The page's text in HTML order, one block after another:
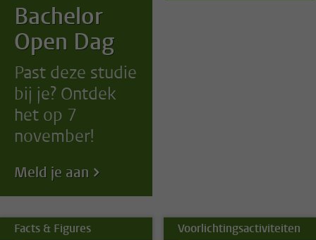
Bachelor
Open Dag
Past deze studie
bij je? Ontdek
het op 7
november!
Meld je aan
Facts & Figures Voorlichtingsactiviteiten